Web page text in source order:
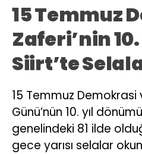
15 Temmuz
Zaferi’nin
Siirt’te
15 Temmuz Demokrasi
Günü’nün 10. yıl
genelindeki 81 ilde
gece yarısı selalar